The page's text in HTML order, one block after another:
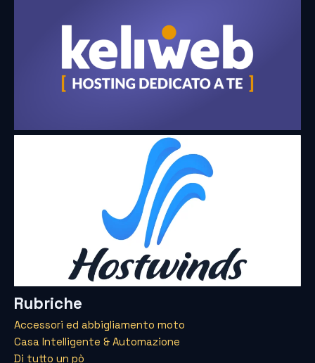
Rubriche
Accessori ed abbigliamento moto
Casa Intelligente & Automazione
Di tutto un pò